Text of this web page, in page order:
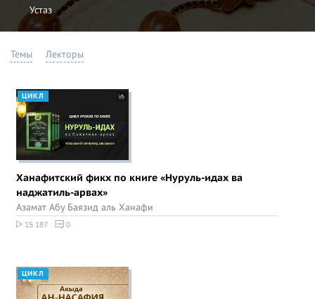
Устаз
Темы Лекторы
ЦИКЛ
Ханафитский фикх по книге «Нуруль-идах ва
наджатиль-арвах»
Азамат Абу Баязид аль Ханафи
15 187 0
ЦИКЛ